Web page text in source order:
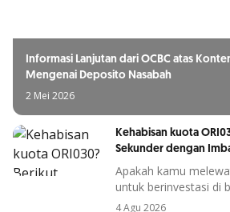
Informasi Lanjutan dari OCBC atas
Mengenai Deposito Nasabah
2 Mei 2026
Kehabisan kuota
Sekunder dengan
mobile
Apakah kamu
untuk berinvestasi di
penawaran ORI30
4 Agu 2026